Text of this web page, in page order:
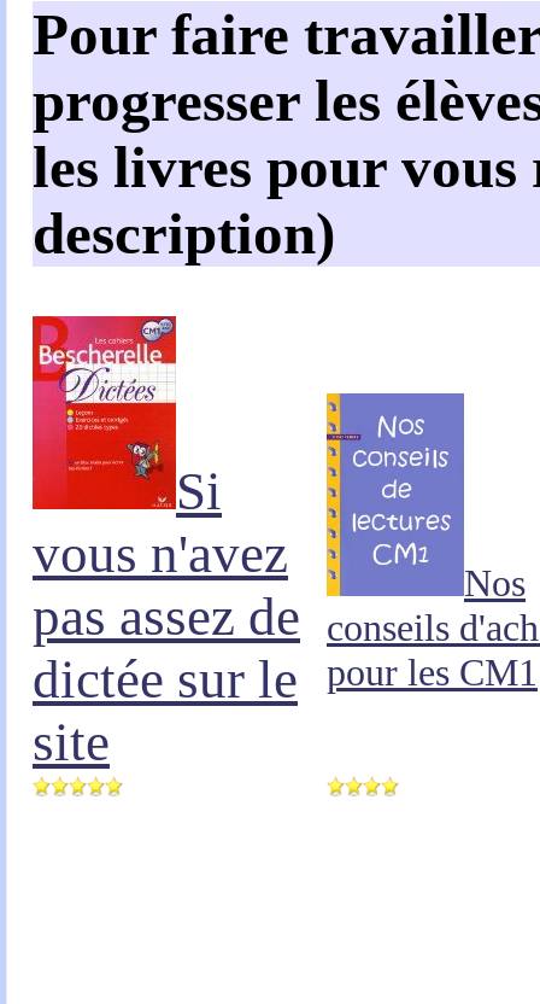
Pour faire
progresser les
les livres pour
description)
Si
vous n'avez
pas assez de
dictée sur le
site
Nos
conseils
pour les CM1